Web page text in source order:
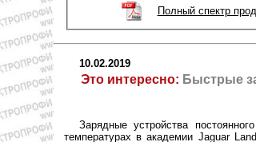
Полный спектр
10.02.2019
Это интересно: Быстрые
Зарядные устройства
температурах в академии Jaguar